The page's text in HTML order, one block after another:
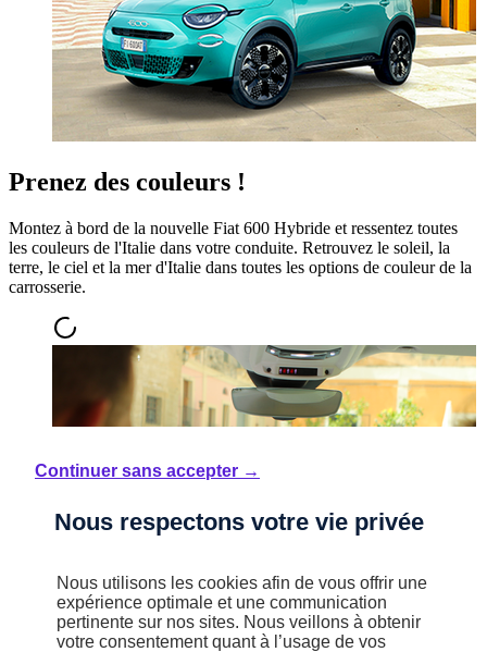
Prenez des couleurs !
Montez à bord de la nouvelle Fiat 600 Hybride et ressentez toutes
les couleurs de l'Italie dans votre conduite. Retrouvez le soleil, la
terre, le ciel et la mer d'Italie dans toutes les options de couleur de la
carrosserie.
Continuer sans accepter →
Nous respectons votre vie privée
Nous utilisons les cookies afin de vous offrir une
expérience optimale et une communication
pertinente sur nos sites. Nous veillons à obtenir
votre consentement quant à l’usage de vos